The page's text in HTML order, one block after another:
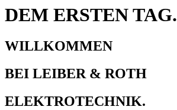
DEM ERSTEN TAG.
WILLKOMMEN
BEI LEIBER & ROTH
ELEKTROTECHNIK.